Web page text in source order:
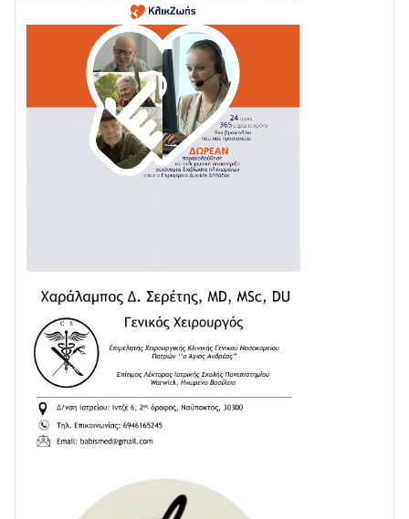
Με Αρχιερατική Λαμπρότητα η Πανήγυρη της
Μεταμορφώσεως του Σωτήρος στο Γολέμι
03/08 • 07:45
Ενισχύεται η Πολιτική Προστασία στο Δήμο Αγρινίου
με δύο νέα υδροφόρα οχήματα
02/08 • 18:26
28/07 • 21:46
Διαβάστε την «Ναυπακτία» που κυκλοφορεί
24/07 • 11:31